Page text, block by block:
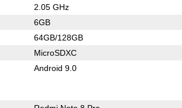
2.05 GHz
6GB
64GB/128GB
MicroSDXC
Android 9.0